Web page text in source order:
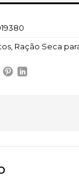
Ração Seca